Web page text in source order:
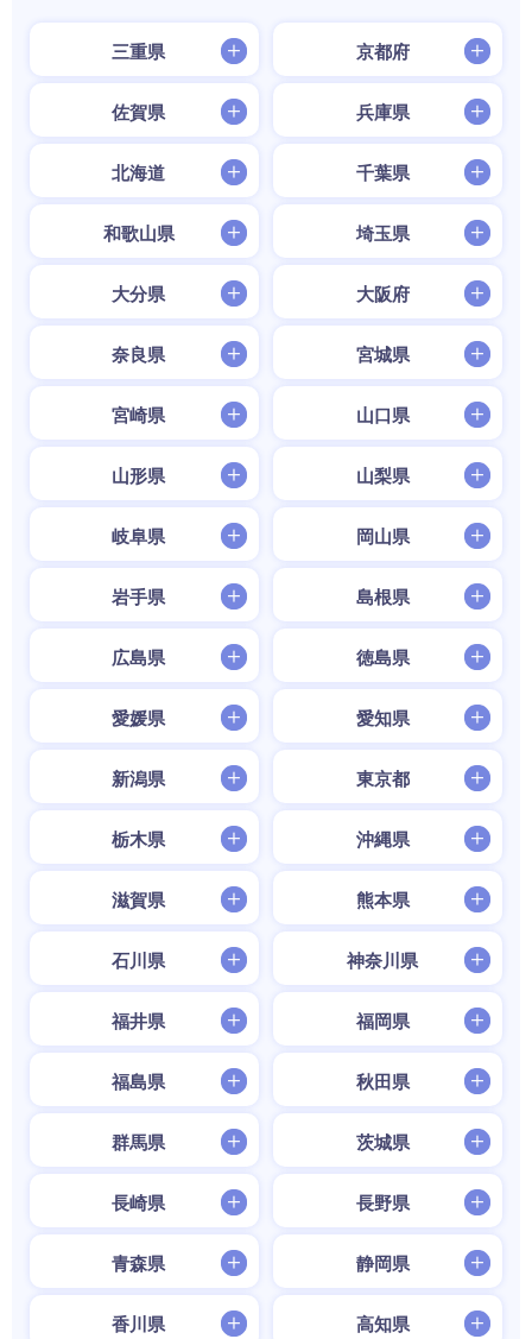
三重県 京都府
佐賀県 兵庫県
北海道 千葉県
和歌山県 埼玉県
大分県 大阪府
奈良県 宮城県
宮崎県 山口県
山形県 山梨県
岐阜県 岡山県
岩手県 島根県
広島県 徳島県
愛媛県 愛知県
新潟県 東京都
栃木県 沖縄県
滋賀県 熊本県
石川県 神奈川県
福井県 福岡県
福島県 秋田県
群馬県 茨城県
長崎県 長野県
青森県 静岡県
香川県 高知県